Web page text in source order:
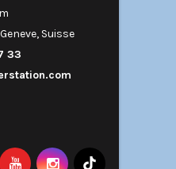
Suisse
33